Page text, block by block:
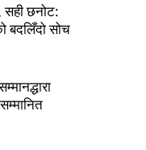
सही छनोट:
बदलिँदो सोच